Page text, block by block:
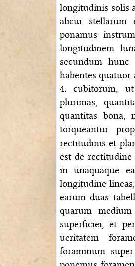
longitudinis solis
alicui stellarum
ponamus
longitudinem
secundum
habentes
4. cubitorum,
plurimas,
quantitas bona,
torqueantur
rectitudinis et
est de
in unaquaque
longitudine
earum duas
quarum
superficiei, et
ueritatem
foraminum